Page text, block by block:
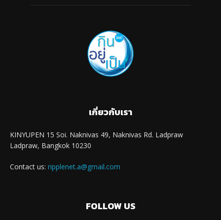
เกี่ยวกับเรา
KINYUPEN 15 Soi. Naknivas 49, Naknivas Rd. Ladpraw
Ladpraw, Bangkok 10230
Contact us: ripplenet.a@gmail.com
FOLLOW US